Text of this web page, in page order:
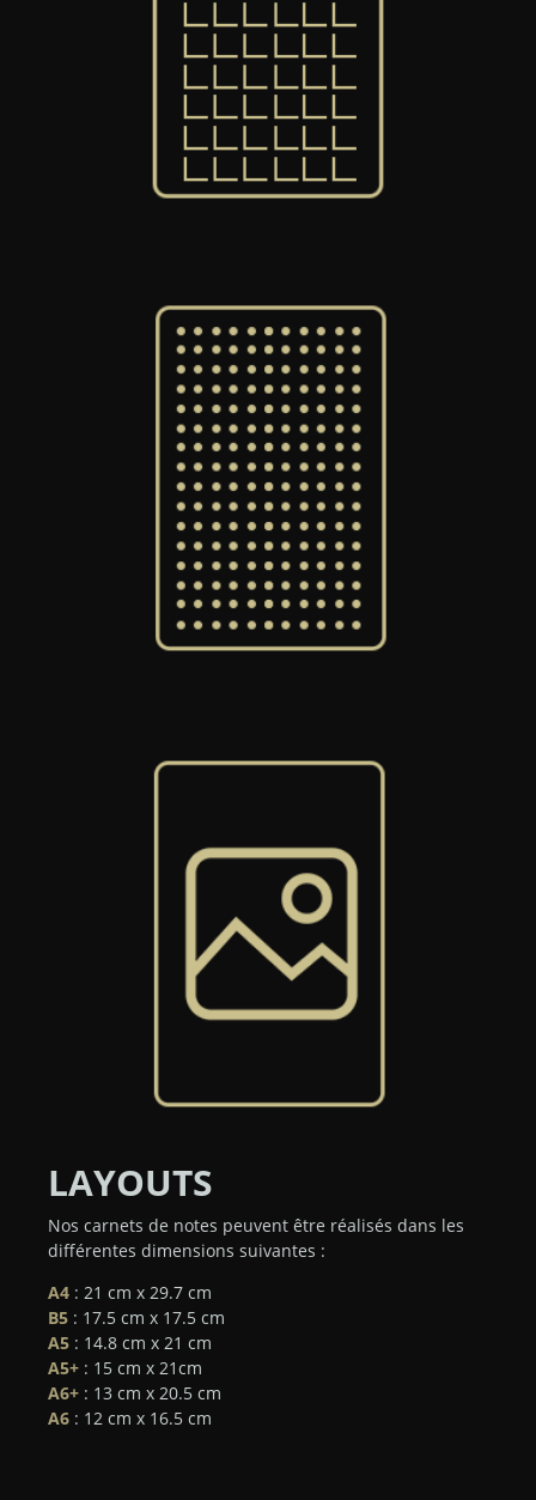
LAYOUTS
Nos carnets de notes peuvent être réalisés dans les
différentes dimensions suivantes :
A4 : 21 cm x 29.7 cm
B5 : 17.5 cm x 17.5 cm
A5 : 14.8 cm x 21 cm
A5+ : 15 cm x 21cm
A6+ : 13 cm x 20.5 cm
A6 : 12 cm x 16.5 cm